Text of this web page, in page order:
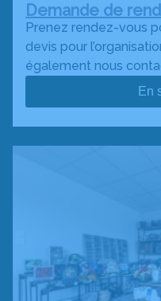
Demande de
Prenez rendez-vous
devis pour
également nous
En